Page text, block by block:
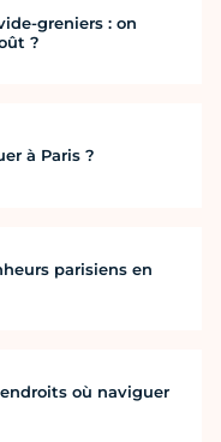
greniers : on
?
à Paris ?
parisiens en
où naviguer